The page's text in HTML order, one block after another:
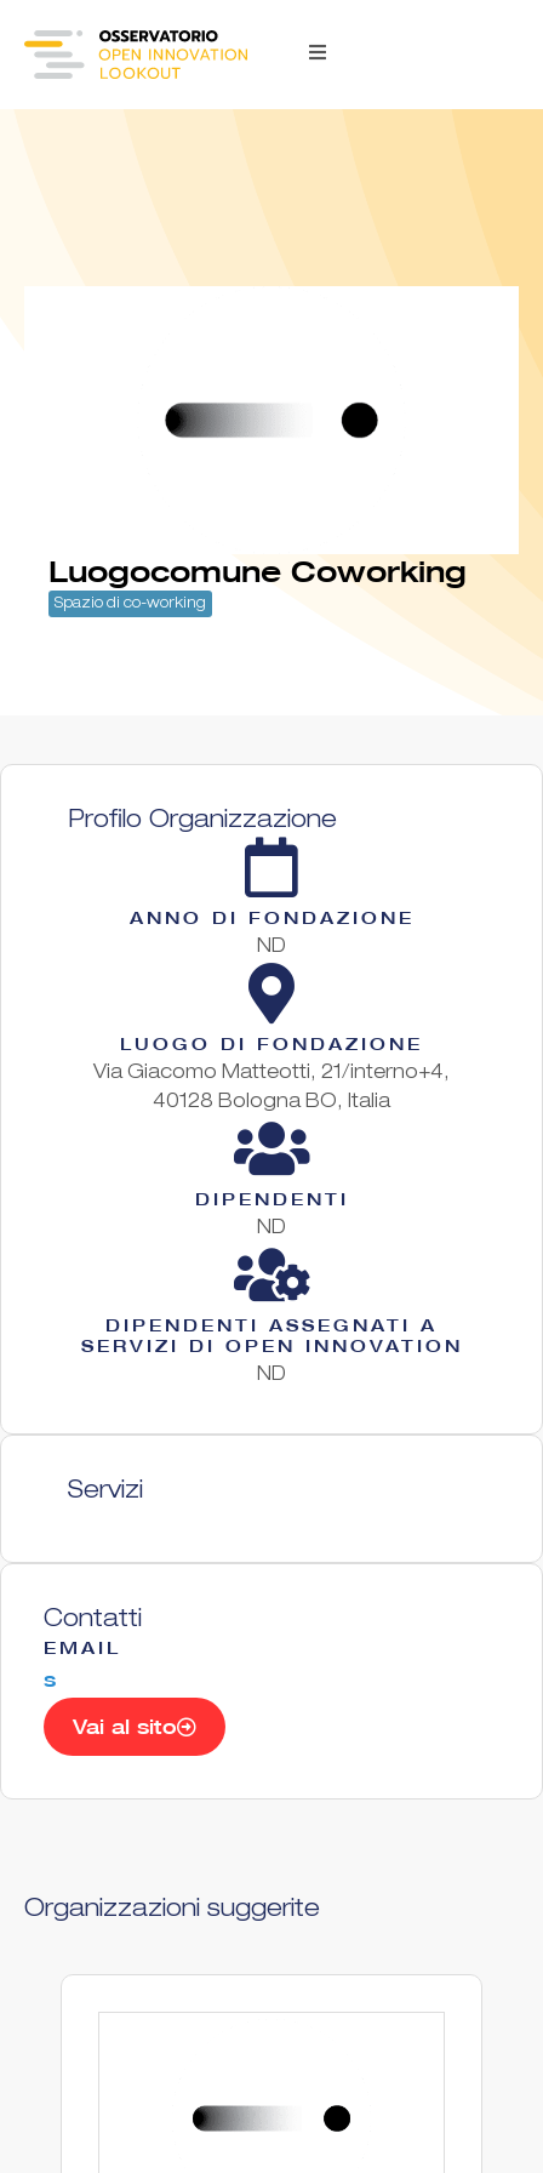
Luogocomune Coworking
Spazio di co-working
Profilo Organizzazione
ANNO DI FONDAZIONE
ND
LUOGO DI FONDAZIONE
Via Giacomo Matteotti, 21/interno+4,
40128 Bologna BO, Italia
DIPENDENTI
ND
DIPENDENTI ASSEGNATI A
SERVIZI DI OPEN INNOVATION
ND
Servizi
Contatti
EMAIL
s
Vai al sito
Organizzazioni suggerite